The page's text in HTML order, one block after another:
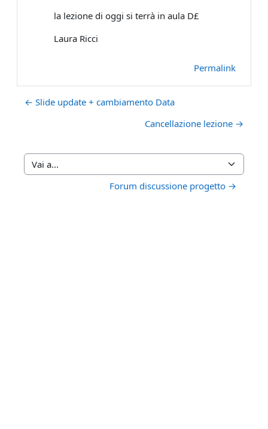
la lezione di oggi si terrà in aula D£
Laura Ricci
Permalink
← Slide update + cambiamento Data
Cancellazione lezione →
Vai a...
Forum discussione progetto →